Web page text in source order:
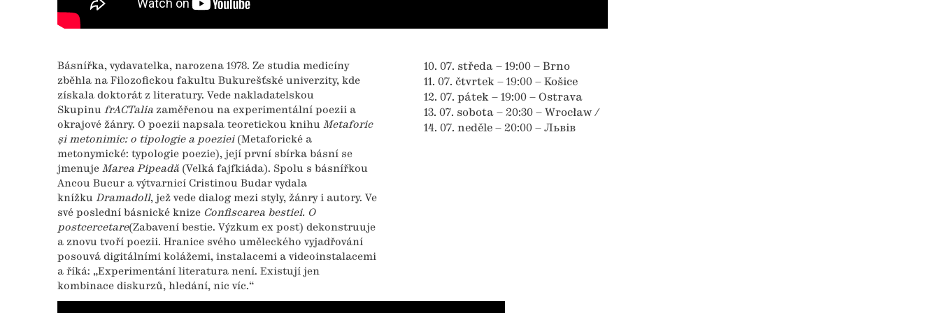
Básnířka, vydavatelka, narozena 1978. Ze studia medicíny
zběhla na Filozofickou fakultu Bukurešťské univerzity, kde
získala doktorát z literatury. Vede nakladatelskou
Skupinu frACTalia zaměřenou na experimentální poezii a
okrajové žánry. O poezii napsala teoretickou knihu Metaforic
și metonimic: o tipologie a poeziei (Metaforické a
metonymické: typologie poezie), její první sbírka básní se
jmenuje Marea Pipeadă (Velká fajfkiáda). Spolu s básnířkou
Ancou Bucur a výtvarnicí Cristinou Budar vydala
knížku Dramadoll, jež vede dialog mezi styly, žánry i autory. Ve
své poslední básnické knize Confiscarea bestiei. O
postcercetare(Zabavení bestie. Výzkum ex post) dekonstruuje
a znovu tvoří poezii. Hranice svého uměleckého vyjadřování
posouvá digitálními kolážemi, instalacemi a videoinstalacemi
a říká: „Experimentání literatura není. Existují jen
kombinace diskurzů, hledání, nic víc.“
10. 07. středa – 19:00 – Brno
11. 07. čtvrtek – 19:00 – Košice
12. 07. pátek – 19:00 – Ostrava
13. 07. sobota – 20:30 – Wrocław /
14. 07. neděle – 20:00 – Львів